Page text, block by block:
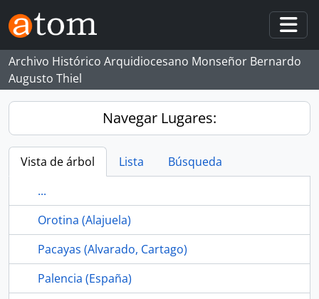
Skip to main content
Archivo Histórico Arquidiocesano Monseñor Bernardo
Augusto Thiel
Navegar Lugares:
Vista de árbol Lista
Búsqueda
...
Orotina (Alajuela)
Pacayas (Alvarado, Cartago)
Palencia (España)